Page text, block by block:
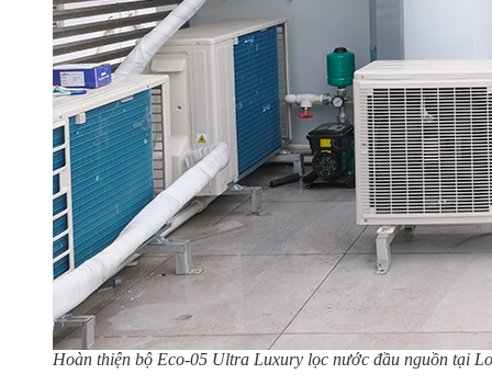
Hoàn thiện bộ Eco-05 Ultra Luxury lọc nước đầu nguồn tại